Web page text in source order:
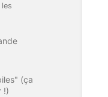
(ça
!)